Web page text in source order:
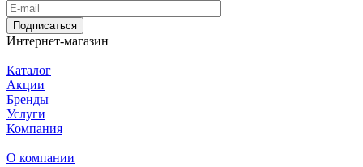
Подписаться
Интернет-магазин
Каталог
Акции
Бренды
Услуги
Компания
О компании